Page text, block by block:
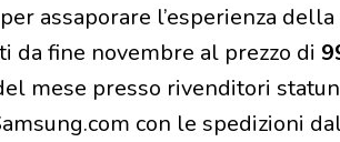
assaporare l’esperienza
fine novembre al prezzo di
mese presso rivenditori
con le spedizioni